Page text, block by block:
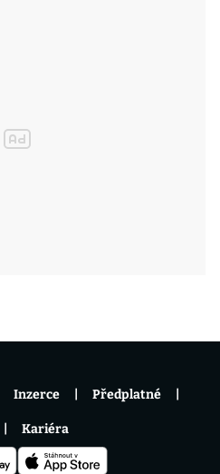
Inzerce Předplatné
Kariéra